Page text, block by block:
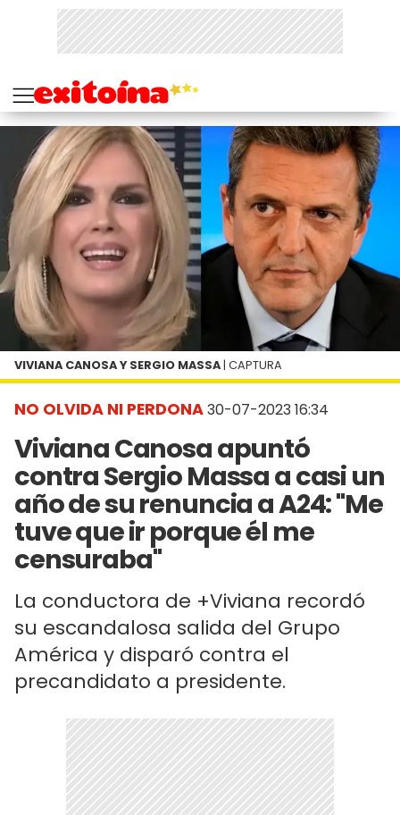
NO OLVIDA NI PERDONA30-07-2023 16:34
Viviana Canosa apuntó
contra Sergio Massa a casi un
año de su renuncia a A24: "Me
tuve que ir porque él me
censuraba"
La conductora de +Viviana recordó
su escandalosa salida del Grupo
América y disparó contra el
precandidato a presidente.
VIVIANA CANOSA Y SERGIO MASSA | CAPTURA